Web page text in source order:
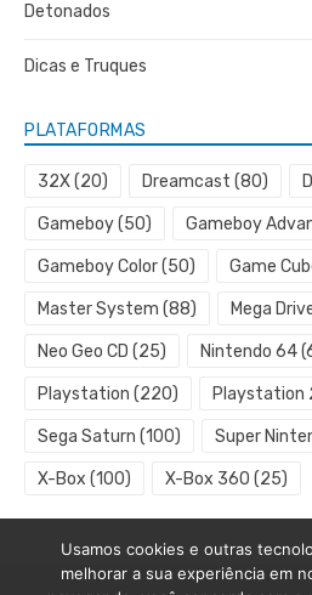
Detonados
Dicas e Truques
PLATAFORMAS
32X(20) Dreamcast (80)
Gameboy(50) Gameboy
Gameboy Color(50) Game
Master System (88) Mega
Neo Geo CD (25) Nintendo 64
Playstation (220) Playstation
Sega Saturn (100) Super
X-Box (100) X-Box 360 (25)
Usamos cookies e outras
melhorar a sua experiência em